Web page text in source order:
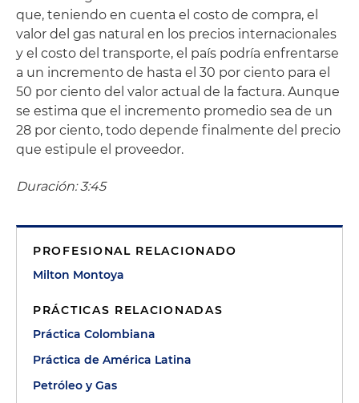
que, teniendo en cuenta el costo de compra, el
valor del gas natural en los precios internacionales
y el costo del transporte, el país podría enfrentarse
a un incremento de hasta el 30 por ciento para el
50 por ciento del valor actual de la factura. Aunque
se estima que el incremento promedio sea de un
28 por ciento, todo depende finalmente del precio
que estipule el proveedor.
Duración: 3:45
PROFESIONAL RELACIONADO
Milton Montoya
PRÁCTICAS RELACIONADAS
Práctica Colombiana
Práctica de América Latina
Petróleo y Gas